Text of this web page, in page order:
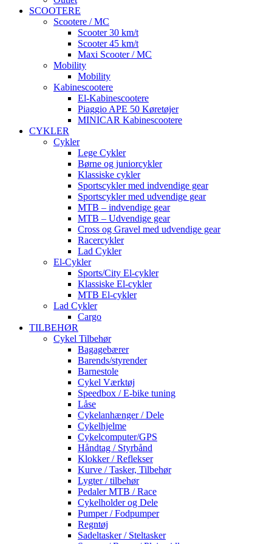
SCOOTERE
Scootere / MC
Scooter 30 km/t
Scooter 45 km/t
Maxi Scooter / MC
Mobility
Mobility
Kabinescootere
El-Kabinescootere
Piaggio APE 50 Køretøjer
MINICAR Kabinescootere
CYKLER
Cykler
Lege Cykler
Børne og juniorcykler
Klassiske cykler
Sportscykler med indvendige gear
Sportscykler med udvendige gear
MTB – indvendige gear
MTB – Udvendige gear
Cross og Gravel med udvendige gear
Racercykler
Lad Cykler
El-Cykler
Sports/City El-cykler
Klassiske El-cykler
MTB El-cykler
Lad Cykler
Cargo
TILBEHØR
Cykel Tilbehør
Bagagebærer
Barends/styrender
Barnestole
Cykel Værktøj
Speedbox / E-bike tuning
Låse
Cykelanhænger / Dele
Cykelhjelme
Cykelcomputer/GPS
Håndtag / Styrbånd
Klokker / Reflekser
Kurve / Tasker, Tilbehør
Lygter / tilbehør
Pedaler MTB / Race
Cykelholder og Dele
Pumper / Fodpumper
Regntøj
Sadeltasker / Steltasker